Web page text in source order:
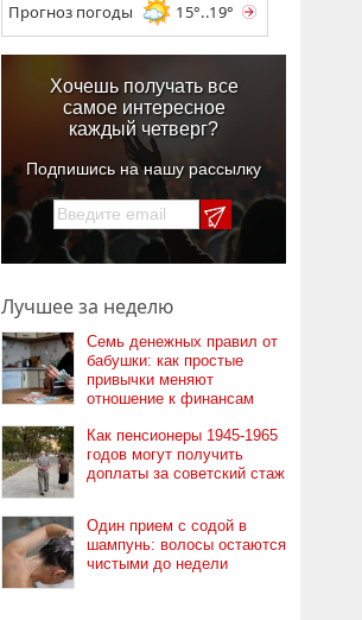
Прогноз погоды 15°..19°
Хочешь получать все
самое интересное
каждый четверг?
Подпишись на нашу рассылку
Лучшее за неделю
Семь денежных правил от
бабушки: как простые
привычки меняют
отношение к финансам
Как пенсионеры 1945-1965
годов могут получить
доплаты за советский стаж
Один прием с содой в
шампунь: волосы остаются
чистыми до недели